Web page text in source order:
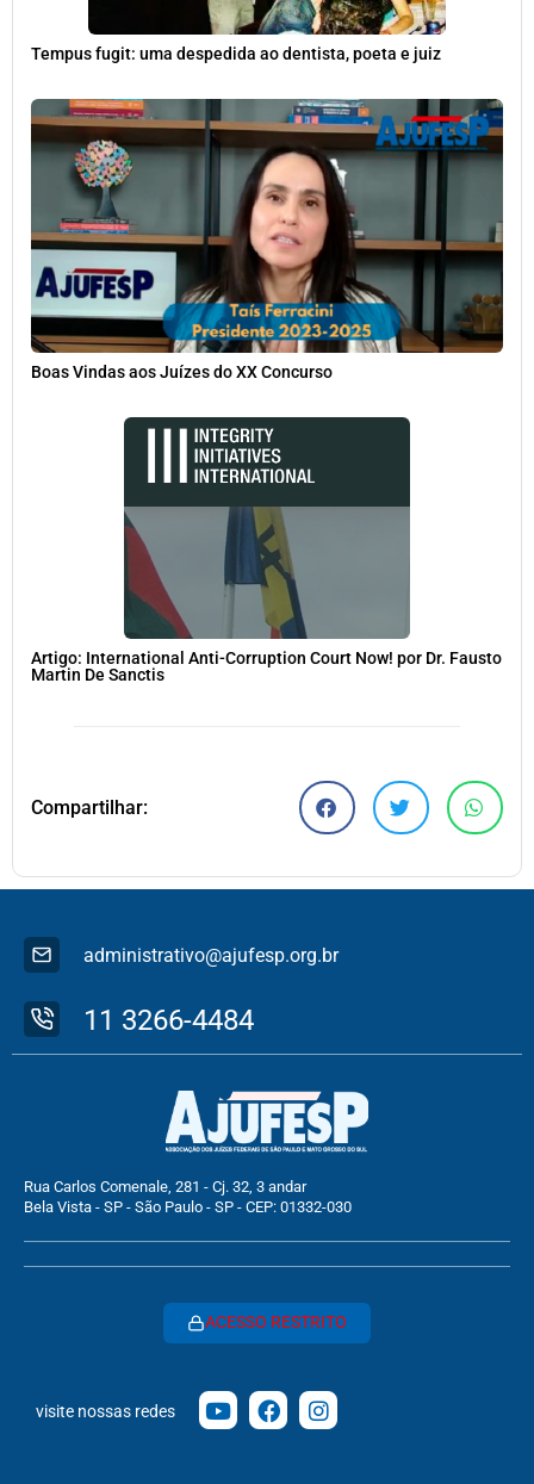
Tempus fugit: uma despedida ao dentista, poeta e juiz
Boas Vindas aos Juízes do XX Concurso
Artigo: International Anti-Corruption Court Now! por Dr. Fausto
Martin De Sanctis
Compartilhar:
administrativo@ajufesp.org.br
11 3266-4484
Rua Carlos Comenale, 281 - Cj. 32, 3 andar
Bela Vista - SP - São Paulo - SP - CEP: 01332-030
ACESSO RESTRITO
visite nossas redes